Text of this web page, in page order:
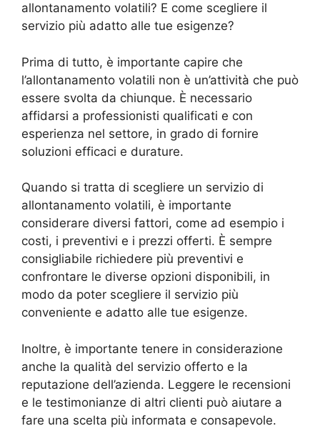
allontanamento volatili? E come scegliere il
servizio più adatto alle tue esigenze?
Prima di tutto, è importante capire che
l’allontanamento volatili non è un’attività che può
essere svolta da chiunque. È necessario
affidarsi a professionisti qualificati e con
esperienza nel settore, in grado di fornire
soluzioni efficaci e durature.
Quando si tratta di scegliere un servizio di
allontanamento volatili, è importante
considerare diversi fattori, come ad esempio i
costi, i preventivi e i prezzi offerti. È sempre
consigliabile richiedere più preventivi e
confrontare le diverse opzioni disponibili, in
modo da poter scegliere il servizio più
conveniente e adatto alle tue esigenze.
Inoltre, è importante tenere in considerazione
anche la qualità del servizio offerto e la
reputazione dell’azienda. Leggere le recensioni
e le testimonianze di altri clienti può aiutare a
fare una scelta più informata e consapevole.